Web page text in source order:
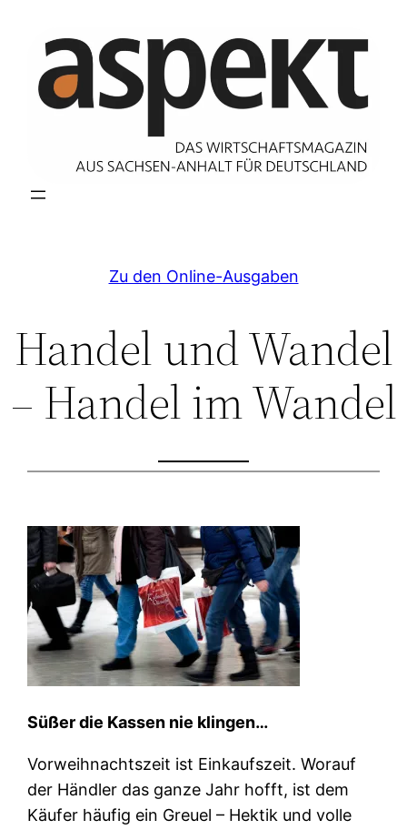
Inhalt
springen
Zu den Online-Ausgaben
Handel und Wandel
– Handel im Wandel
Süßer die Kassen nie klingen…
Vorweihnachtszeit ist Einkaufszeit. Worauf
der Händler das ganze Jahr hofft, ist dem
Käufer häufig ein Greuel – Hektik und volle